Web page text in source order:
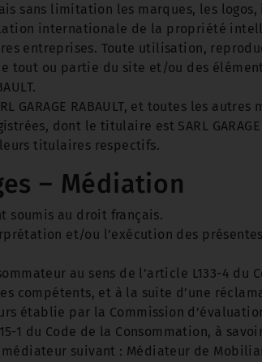
sans limitation les marques, les
internationale de la propriété
entreprises. Toute utilisation,
tout ou partie du site et/ou des
GARAGE RABAULT, et toutes les
dont le titulaire est SARL
titulaires respectifs.
– Médiation
soumis au droit français.
et/ou l’exécution des
au sens de l’article L133-4 du
compétents, et à la suite d’une
établie par la Commission
1 du Code de la Consommation, à
suivant : Médiateur de